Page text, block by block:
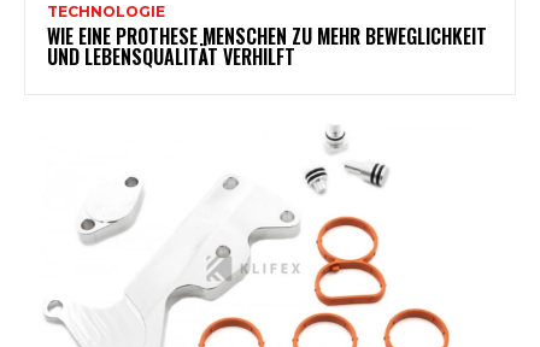
TECHNOLOGIE
WIE EINE PROTHESE MENSCHEN ZU MEHR BEWEGLICHKEIT
UND LEBENSQUALITÄT VERHILFT